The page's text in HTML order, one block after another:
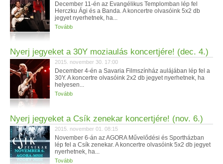
December 11-én az Evangélikus Templomban lép fel
Herczku Ági és a Banda. A koncertre olvasóink 5x2 db
jegyet nyerhetnek, ha...
Tovább
Nyerj jegyeket a 30Y moziaulás koncertjére! (dec. 4.)
2015. november 30. 17:00
December 4-én a Savaria Filmszínház aulájában lép fel a
30Y. A koncertre olvasóink 2x2 db jegyet nyerhetnek, ha
helyesen...
Tovább
Nyerj jegyeket a Csík zenekar koncertjére! (nov. 6.)
2015. november 01. 08:15
November 6-án az AGORA Művelődési és Sportházban
lép fel a Csík zenekar. A koncertre olvasóink 5x2 db jegyet
nyerhetnek, ha...
Tovább